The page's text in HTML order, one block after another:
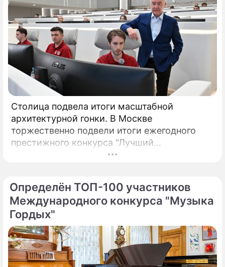
Столица подвела итоги масштабной
архитектурной гонки. В Москве
торжественно подвели итоги ежегодного
престижного конкурса "Лучший
реализованный проект в области
Определён ТОП-100 участников
Международного конкурса "Музыка
Гордых"